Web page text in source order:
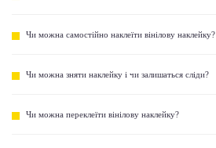
Чи можна самостійно наклеїти вінілову наклейку?
Чи можна зняти наклейку і чи залишаться сліди?
Чи можна переклеїти вінілову наклейку?